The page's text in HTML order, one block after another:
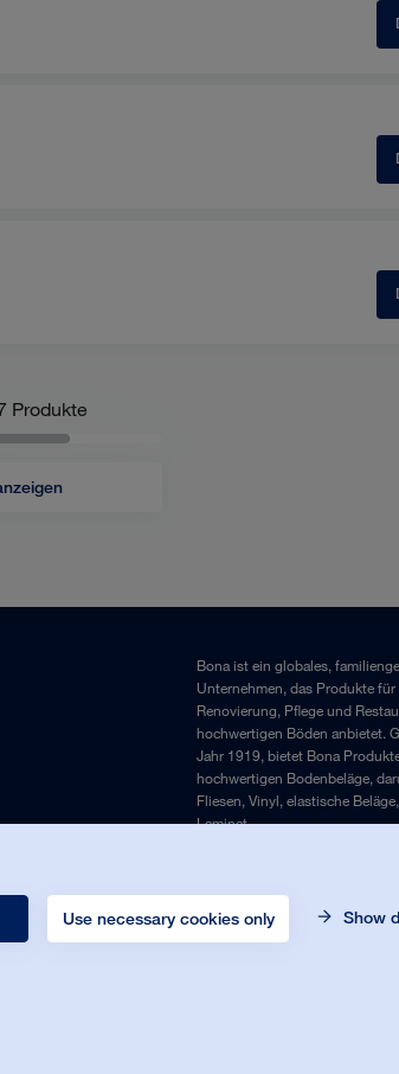
Use necessary cookies only Show
Produkte
Bona ist ein globales,
Unternehmen, das Produkte
Renovierung, Pflege und
hochwertigen Böden anbietet.
Jahr 1919, bietet Bona
hochwertigen Bodenbeläge,
Fliesen, Vinyl, elastische
Laminat.